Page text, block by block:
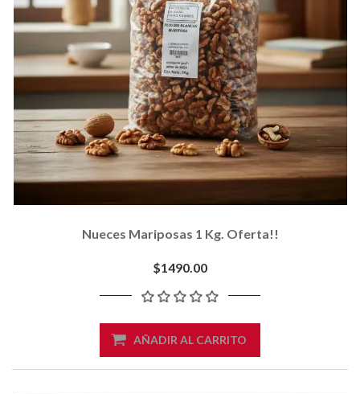
Nueces Mariposas 1 Kg. Oferta!!
$1490.00
AÑADIR AL CARRITO